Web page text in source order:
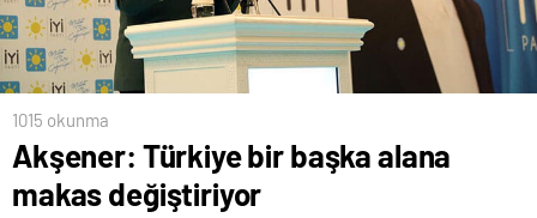
1015 okunma
Akşener: Türkiye bir başka alana
makas değiştiriyor